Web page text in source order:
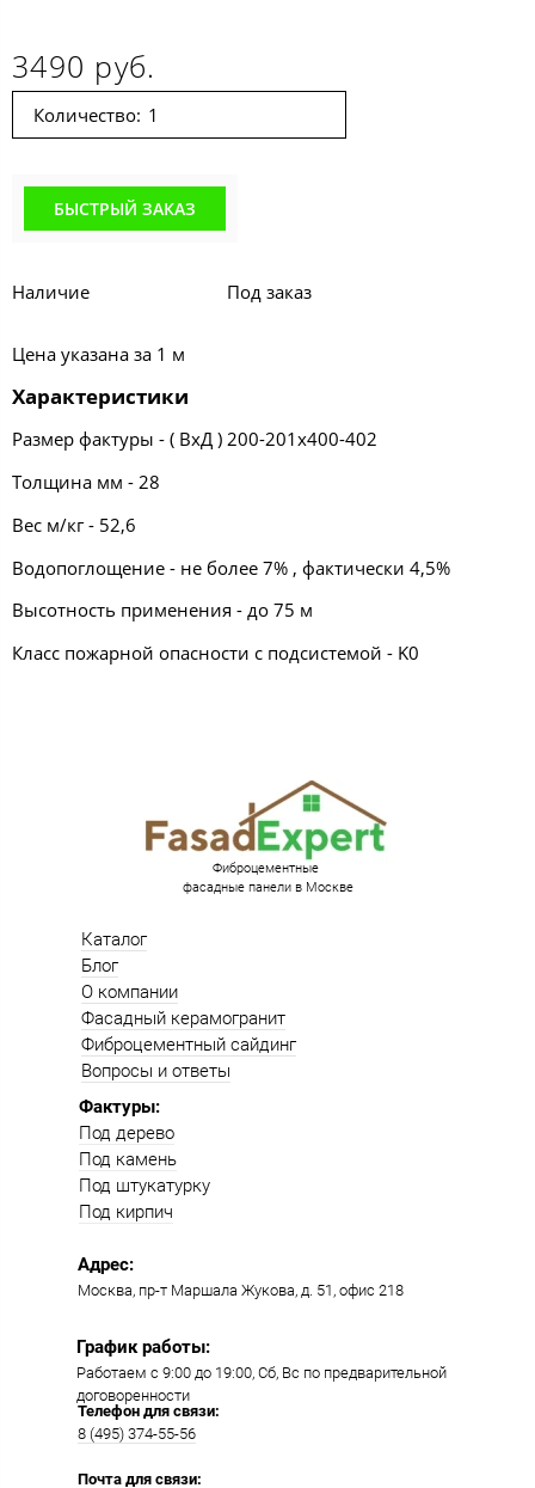
3490 руб.
Количество:
БЫСТРЫЙ ЗАКАЗ
Наличие Под заказ
Цена указана за 1 м
Характеристики
Размер фактуры - ( ВхД ) 200-201х400-402
Толщина мм - 28
Вес м/кг - 52,6
Водопоглощение - не более 7% , фактически 4,5%
Высотность применения - до 75 м
Класс пожарной опасности с подсистемой - K0
Фактуры:
Под дерево
Под камень
Под штукатурку
Под кирпич
Работаем с 9:00 до 19:00​, Сб, Вс по предварительной
договоренности
Москва, пр-т Маршала Жукова, д. 51, офис 218​​
Каталог
Блог
О компании
Фасадный керамогранит
Фиброцементный сайдинг
Вопросы и ответы
Адрес:
График работы:
Телефон для связи:
8 (495) 374-55-56​
Почта для связи:
Фиброцементные
фасадные панели в Москве